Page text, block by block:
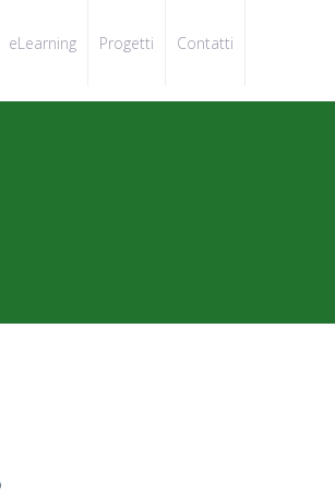
eLearning Progetti Contatti